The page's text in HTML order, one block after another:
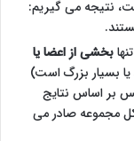
نتیجه می گیریم:
بخشی از اعضا یا
بسیار بزرگ است)
بر اساس نتایج
کل مجموعه صادر می